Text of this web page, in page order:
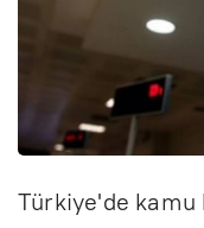
Türkiye'de kamu